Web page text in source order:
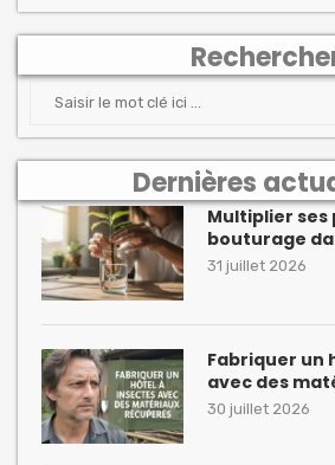
Dernières
Multiplier ses
bouturage
31 juillet 2026
Fabriquer un
avec des
30 juillet 2026